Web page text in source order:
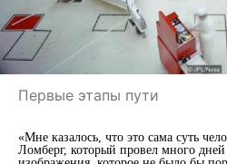
Первые этапы пути
«Мне казалось, что это сама суть
Ломберг, который провел много